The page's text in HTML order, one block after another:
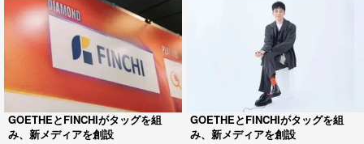
GOETHEとFINCHIがタッグを組
み、新メディアを創設
GOETHEとFINCHIがタッグを組
み、新メディアを創設